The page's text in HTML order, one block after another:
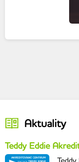
Aktuality
Teddy Eddie